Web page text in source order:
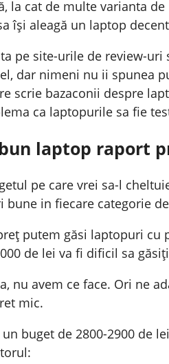
la cat de multe varianta de
își aleagă un laptop
pe site-urile de review-
dar nimeni nu ii spunea
scrie bazaconii despre
ca laptopurile sa fie
laptop raport
pe care vrei sa-l
bune in fiecare categorie
putem găsi laptopuri cu
de lei va fi dificil sa
nu avem ce face. Ori ne
mic.
buget de 2800-2900 de